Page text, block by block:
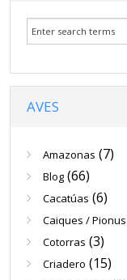
Venta
AVES
Amazonas (7)
Blog (66)
Cacatúas (6)
Caiques / Pionus
Cotorras (3)
Criadero (15)